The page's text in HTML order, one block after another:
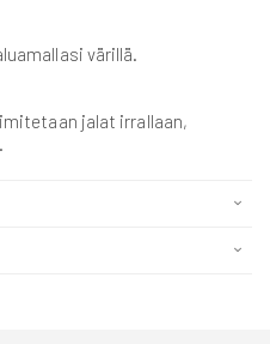
värillä.
jalat irrallaan,